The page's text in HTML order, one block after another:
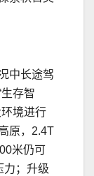
中长途驾
存智
境进行
原，2.4T
米仍可
力；升级